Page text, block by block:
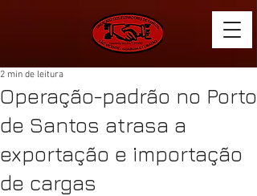
Operação-padrão no Porto
de Santos atrasa a
exportação e importação
de cargas
2 min de leitura